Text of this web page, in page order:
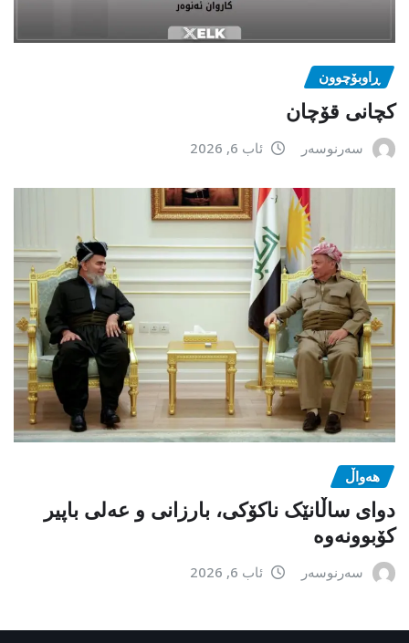
ڕاوبۆچوون
کچانی قۆچان
سەرنوسەر ئاب 6, 2026
هەواڵ
دوای ساڵانێک ناکۆکی، بارزانی و عەلی باپیر
کۆبوونەوە
سەرنوسەر ئاب 6, 2026